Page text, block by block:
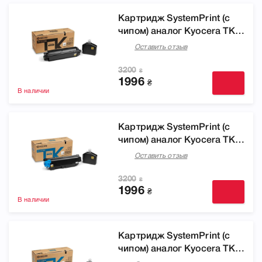
Картридж SystemPrint (с
чипом) аналог Kyocera TK-
5270K black (1T02TV0NL0)
M6230cidn, M6630cidn,
P6230cdn
Оставить отзыв
3200 ₴
1996 ₴
В наличии
Картридж SystemPrint (с
чипом) аналог Kyocera TK-
5270C cyan (1T02TVCNL0)
M6230cidn, M6630cidn,
P6230cdn
Оставить отзыв
3200 ₴
1996 ₴
В наличии
Картридж SystemPrint (c
чипом) аналог Kyocera TK-